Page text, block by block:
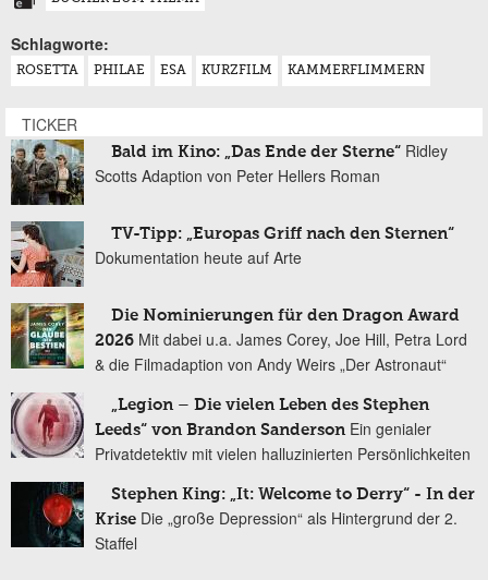
Schlagworte:
ROSETTA PHILAE ESA KURZFILM KAMMERFLIMMERN
TICKER
Bald im Kino: „Das Ende der Sterne“ Ridley
Scotts Adaption von Peter Hellers Roman
TV-Tipp: „Europas Griff nach den Sternen“
Dokumentation heute auf Arte
Die Nominierungen für den Dragon Award
2026 Mit dabei u.a. James Corey, Joe Hill, Petra Lord
& die Filmadaption von Andy Weirs „Der Astronaut“
„Legion – Die vielen Leben des Stephen
Leeds“ von Brandon Sanderson Ein genialer
Privatdetektiv mit vielen halluzinierten Persönlichkeiten
Stephen King: „It: Welcome to Derry“ - In der
Krise Die „große Depression“ als Hintergrund der 2.
Staffel